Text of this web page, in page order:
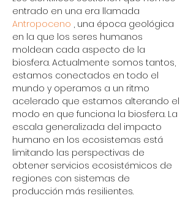
entrado en una era llamada
Antropoceno , una época geológica
en la que los seres humanos
moldean cada aspecto de la
biosfera. Actualmente somos tantos,
estamos conectados en todo el
mundo y operamos a un ritmo
acelerado que estamos alterando el
modo en que funciona la biosfera. La
escala generalizada del impacto
humano en los ecosistemas está
limitando las perspectivas de
obtener servicios ecosistémicos de
regiones con sistemas de
producción más resilientes.